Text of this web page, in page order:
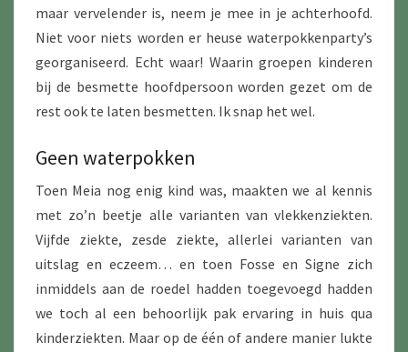
maar vervelender is, neem je mee in je achterhoofd.
Niet voor niets worden er heuse waterpokkenparty’s
georganiseerd. Echt waar! Waarin groepen kinderen
bij de besmette hoofdpersoon worden gezet om de
rest ook te laten besmetten. Ik snap het wel.
Geen waterpokken
Toen Meia nog enig kind was, maakten we al kennis
met zo’n beetje alle varianten van vlekkenziekten.
Vijfde ziekte, zesde ziekte, allerlei varianten van
uitslag en eczeem… en toen Fosse en Signe zich
inmiddels aan de roedel hadden toegevoegd hadden
we toch al een behoorlijk pak ervaring in huis qua
kinderziekten. Maar op de één of andere manier lukte